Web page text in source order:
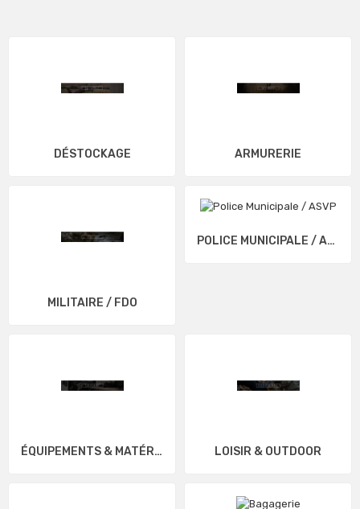
DÉSTOCKAGE ARMURERIE
MILITAIRE / FDO
POLICE MUNICIPALE / ASVP
ÉQUIPEMENTS & MATÉRIELS LOISIR & OUTDOOR